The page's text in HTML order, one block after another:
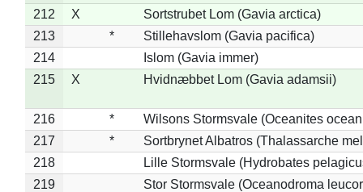
212
X
Sortstrubet Lom (Gavia arctica)
213
*
Stillehavslom (Gavia pacifica)
214
Islom (Gavia immer)
215
X Hvidnæbbet Lom (Gavia adamsii)
216 *
Wilsons Stormsvale (Oceanites
217
*
Sortbrynet Albatros (Thalassarche
218
Lille Stormsvale (Hydrobates
219
Stor Stormsvale (Oceanodroma